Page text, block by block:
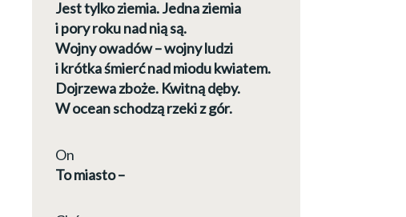
Jest tylko ziemia. Jedna ziemia
i pory roku nad nią są.
Wojny owadów – wojny ludzi
i krótka śmierć nad miodu kwiatem.
Dojrzewa zboże. Kwitną dęby.
W ocean schodzą rzeki z gór.
On
To miasto –